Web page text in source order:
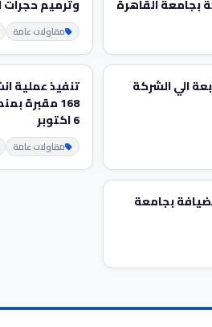
بجامعة القاهرة وترميم
مقاولات عامة
الي الشركة
تنفيذ عملية
168 مقبرة
6 اكتوبر
مقاولات عامة
بجامعة